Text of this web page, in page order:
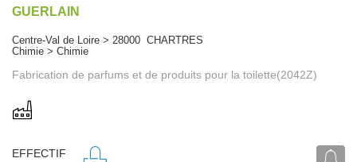
GUERLAIN
Centre-Val de Loire > 28000 CHARTRES
Chimie > Chimie
Fabrication de parfums et de produits pour la toilette(2042Z)
EFFECTIF